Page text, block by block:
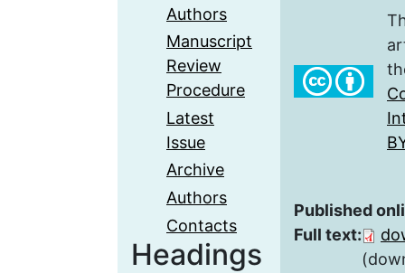
Authors
Manuscript
Review
Procedure
Latest
Issue
Archive
Authors
Contacts
Headings
Published
Full text: